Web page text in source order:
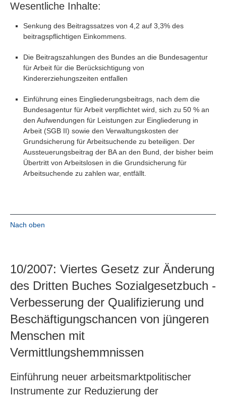
Wesentliche Inhalte:
Senkung des Beitragssatzes von 4,2 auf 3,3% des
beitragspflichtigen Einkommens.
Die Beitragszahlungen des Bundes an die Bundesagentur
für Arbeit für die Berücksichtigung von
Kindererziehungszeiten entfallen
Einführung eines Eingliederungsbeitrags, nach dem die
Bundesagentur für Arbeit verpflichtet wird, sich zu 50 % an
den Aufwendungen für Leistungen zur Eingliederung in
Arbeit (SGB II) sowie den Verwaltungskosten der
Grundsicherung für Arbeitsuchende zu beteiligen. Der
Aussteuerungsbeitrag der BA an den Bund, der bisher beim
Übertritt von Arbeitslosen in die Grundsicherung für
Arbeitsuchende zu zahlen war, entfällt.
Nach oben
10/2007: Viertes Gesetz zur Änderung
des Dritten Buches Sozialgesetzbuch -
Verbesserung der Qualifizierung und
Beschäftigungschancen von jüngeren
Menschen mit
Vermittlungshemmnissen
Einführung neuer arbeitsmarktpolitischer
Instrumente zur Reduzierung der